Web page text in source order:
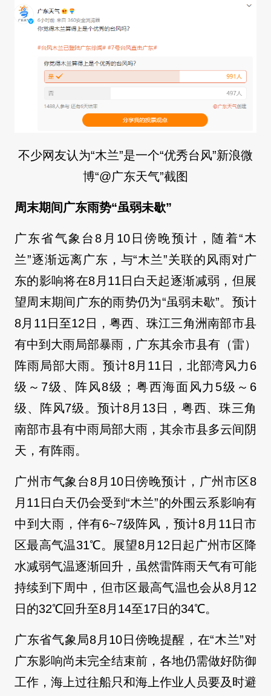
不少网友认为“木兰”是一个“优秀台风”新浪微
博“@广东天气”截图
周末期间广东雨势“虽弱未歇”
广东省气象台8月10日傍晚预计，随着“木
兰”逐渐远离广东，与“木兰”关联的风雨对广
东的影响将在8月11日白天起逐渐减弱，但展
望周末期间广东的雨势仍为“虽弱未歇”。预计
8月11日至12日，粤西、珠江三角洲南部市县
有中到大雨局部暴雨，广东其余市县有（雷）
阵雨局部大雨。预计8月11日，北部湾风力6
级～7级、阵风8级；粤西海面风力5级～6
级、阵风7级。预计8月13日，粤西、珠三角
南部市县有中雨局部大雨，其余市县多云间阴
天，有阵雨。
广州市气象台8月10日傍晚预计，广州市区8
月11日白天仍会受到“木兰”的外围云系影响有
中到大雨，伴有6~7级阵风，预计8月11日市
区最高气温31℃。展望8月12日起广州市区降
水减弱气温逐渐回升，虽然雷阵雨天气有可能
持续到下周中，但市区最高气温也会从8月12
日的32℃回升至8月14至17日的34℃。
广东省气象局8月10日傍晚提醒，在“木兰”对
广东影响尚未完全结束前，各地仍需做好防御
工作，海上过往船只和海上作业人员要及时避